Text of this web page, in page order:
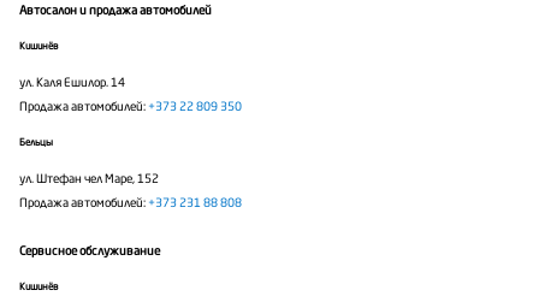
Автосалон и продажа автомобилей
Кишинёв
ул. Каля Ешилор. 14
Продажа автомобилей:+373 22 809 350
Бельцы
ул. Штефан чел Маре, 152
Продажа автомобилей:+373 231 88 808
Сервисное обслуживание
Кишинёв